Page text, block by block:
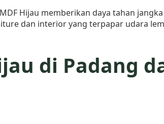
Hijau memberikan daya tahan
dan interior yang terpapar udara
di Padang